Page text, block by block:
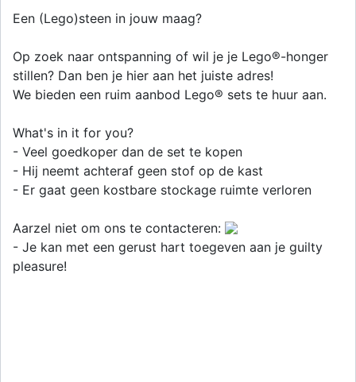
Een (Lego)steen in jouw maag?
Op zoek naar ontspanning of wil je je Lego®-honger
stillen? Dan ben je hier aan het juiste adres!
We bieden een ruim aanbod Lego® sets te huur aan.
What's in it for you?
- Veel goedkoper dan de set te kopen
- Hij neemt achteraf geen stof op de kast
- Er gaat geen kostbare stockage ruimte verloren
Aarzel niet om ons te contacteren:
- Je kan met een gerust hart toegeven aan je guilty
pleasure!